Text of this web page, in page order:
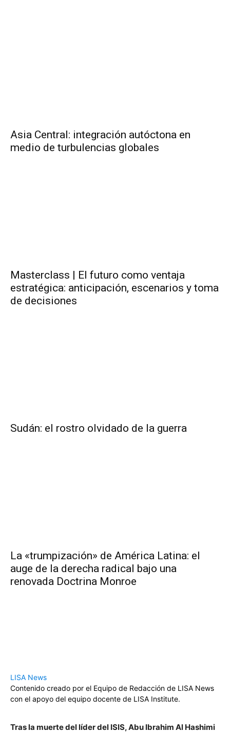
Asia Central: integración autóctona en
medio de turbulencias globales
Masterclass | El futuro como ventaja
estratégica: anticipación, escenarios y toma
de decisiones
Sudán: el rostro olvidado de la guerra
La «trumpización» de América Latina: el
auge de la derecha radical bajo una
renovada Doctrina Monroe
LISA News
Contenido creado por el Equipo de Redacción de LISA News
con el apoyo del equipo docente de LISA Institute.
Tras la muerte del líder del ISIS, Abu Ibrahim Al Hashimi